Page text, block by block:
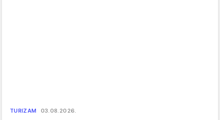
TURIZAM 03.08.2026.